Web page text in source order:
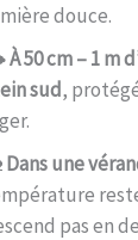
douce.
À 50 cm – 1 m
sud,
Dans une
pas en